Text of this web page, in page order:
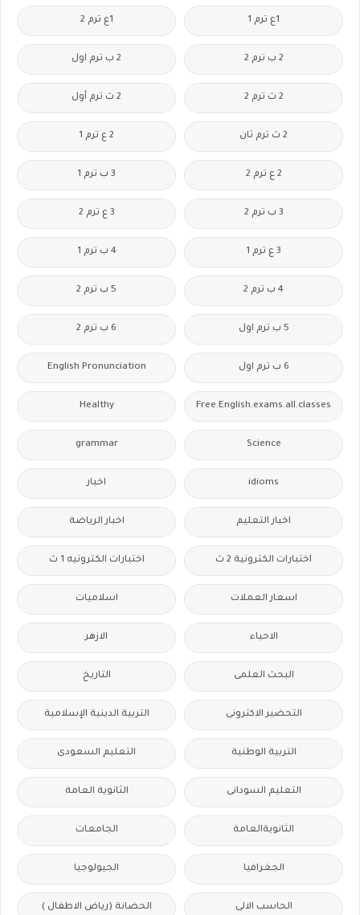
1ع ترم 1 1ع ترم 2
2 ب ترم 2 2 ب ترم اول
2 ث ترم 2 2 ث ترم أول
2 ث ترم ثان 2 ع ترم 1
2 ع ترم 2 3 ب ترم 1
3 ب ترم 2 3 ع ترم 2
3 ع ترم 1 4 ب ترم 1
4 ب ترم 2 5 ب ترم 2
5 ب ترم اول 6 ب ترم 2
6 ب ترم اول English Pronunciation
Free.English.exams.all.classes
Healthy
Science
grammar
idioms اخبار
اخبار التعليم اخبار الرياضة
اختبارات الكترونية 2 ث اختبارات الكترونيه 1 ث
اسعار العملات اسلاميات
الاحياء الازهر
البحث العلمى التاريخ
التحضير الاكترونى التربية الدينية الإسلامية
التربية الوطنية التعليم السعودى
التعليم السودانى الثانوية العامة
الثانويةالعامة الجامعات
الجغرافيا الجيولوجيا
الحاسب الالى الحضانة (رياض الاطفال )